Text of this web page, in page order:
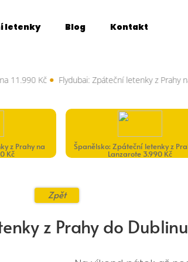
letenky Blog Kontakt
Kč Flydubai: Zpáteční letenky z Prahy na
z Prahy na
Kč
Španělsko: Zpáteční letenky z
Lanzarote 3.990 Kč
Zpět
z Prahy do